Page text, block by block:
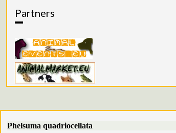
Partners
Phelsuma quadriocellata